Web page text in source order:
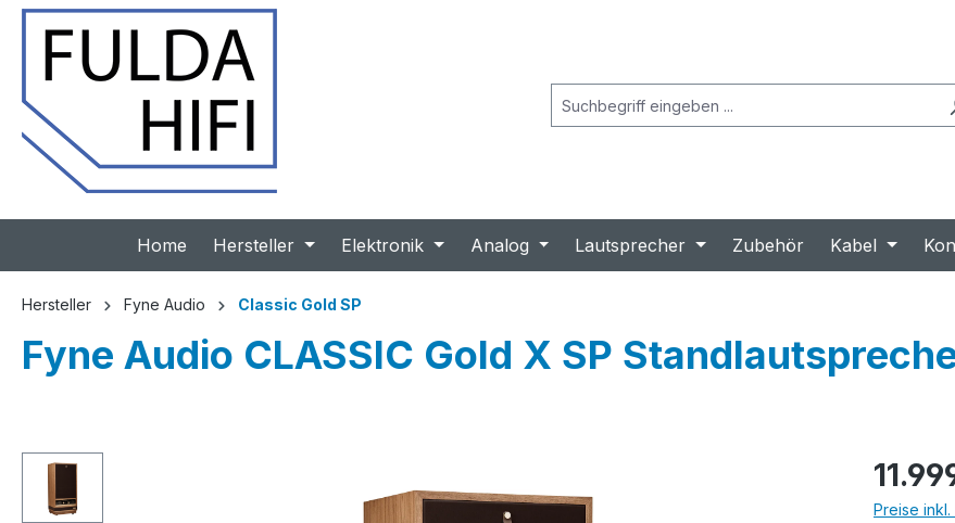
Home Hersteller Elektronik Analog Lautsprecher Zubehör Kabel
Hersteller Fyne Audio Classic Gold SP
Fyne Audio CLASSIC Gold X SP
Bildergalerie überspringen Regulärer
Preise